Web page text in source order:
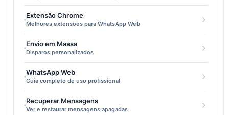
Extensão Chrome
Melhores extensões para WhatsApp Web
Envio em Massa
Disparos personalizados
WhatsApp Web
Guia completo de uso profissional
Recuperar Mensagens
Ver e restaurar mensagens apagadas